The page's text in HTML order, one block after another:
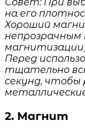
на его
Хороший
непрозрачным
Перед
тщательно
секунд, чтобы
2. Магнит